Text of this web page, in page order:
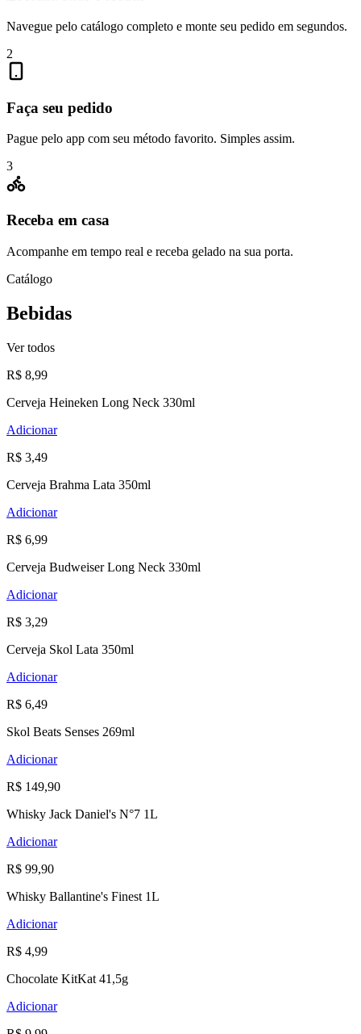
Navegue pelo catálogo completo e monte seu pedido em segundos.
2
Faça seu pedido
Pague pelo app com seu método favorito. Simples assim.
3
Receba em casa
Acompanhe em tempo real e receba gelado na sua porta.
Catálogo
Bebidas
Ver todos
R$ 8,99
Cerveja Heineken Long Neck 330ml
Adicionar
R$ 3,49
Cerveja Brahma Lata 350ml
Adicionar
R$ 6,99
Cerveja Budweiser Long Neck 330ml
Adicionar
R$ 3,29
Cerveja Skol Lata 350ml
Adicionar
R$ 6,49
Skol Beats Senses 269ml
Adicionar
R$ 149,90
Whisky Jack Daniel's N°7 1L
Adicionar
R$ 99,90
Whisky Ballantine's Finest 1L
Adicionar
R$ 4,99
Chocolate KitKat 41,5g
Adicionar